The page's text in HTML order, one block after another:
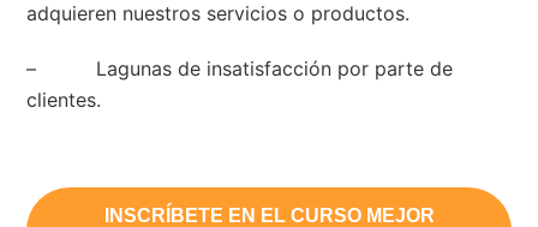
adquieren nuestros servicios o productos.
– Lagunas de insatisfacción por parte de
clientes.
INSCRÍBETE EN EL CURSO MEJOR